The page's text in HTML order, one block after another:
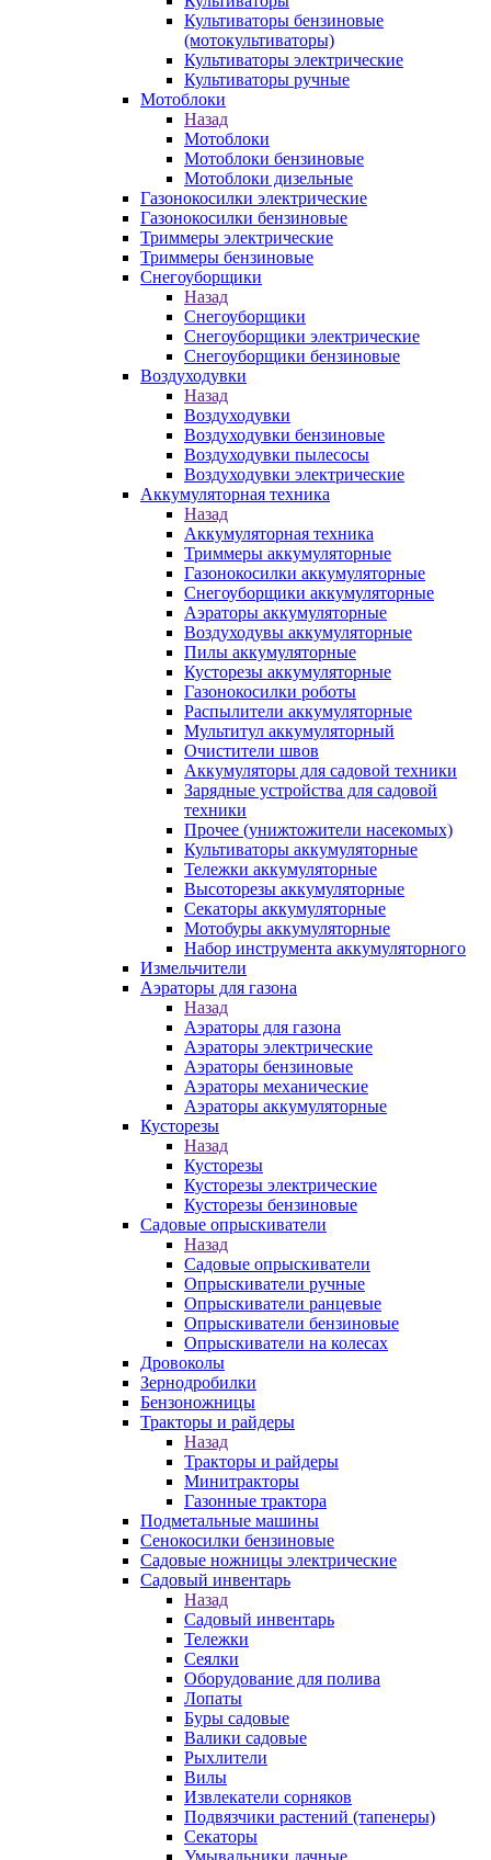
Культиваторы бензиновые
(мотокультиваторы)
Культиваторы электрические
Культиваторы ручные
Мотоблоки
Назад
Мотоблоки
Мотоблоки бензиновые
Мотоблоки дизельные
Газонокосилки электрические
Газонокосилки бензиновые
Триммеры электрические
Триммеры бензиновые
Снегоуборщики
Назад
Снегоуборщики
Снегоуборщики электрические
Снегоуборщики бензиновые
Воздуходувки
Назад
Воздуходувки
Воздуходувки бензиновые
Воздуходувки пылесосы
Воздуходувки электрические
Аккумуляторная техника
Назад
Аккумуляторная техника
Триммеры аккумуляторные
Газонокосилки аккумуляторные
Снегоуборщики аккумуляторные
Аэраторы аккумуляторные
Воздуходувы аккумуляторные
Пилы аккумуляторные
Кусторезы аккумуляторные
Газонокосилки роботы
Распылители аккумуляторные
Мультитул аккумуляторный
Очистители швов
Аккумуляторы для садовой техники
Зарядные устройства для садовой
техники
Прочее (унижтожители насекомых)
Культиваторы аккумуляторные
Тележки аккумуляторные
Высоторезы аккумуляторные
Секаторы аккумуляторные
Мотобуры аккумуляторные
Набор инструмента аккумуляторного
Измельчители
Аэраторы для газона
Назад
Аэраторы для газона
Аэраторы электрические
Аэраторы бензиновые
Аэраторы механические
Аэраторы аккумуляторные
Кусторезы
Назад
Кусторезы
Кусторезы электрические
Кусторезы бензиновые
Садовые опрыскиватели
Назад
Садовые опрыскиватели
Опрыскиватели ручные
Опрыскиватели ранцевые
Опрыскиватели бензиновые
Опрыскиватели на колесах
Дровоколы
Зернодробилки
Бензоножницы
Тракторы и райдеры
Назад
Тракторы и райдеры
Минитракторы
Газонные трактора
Подметальные машины
Сенокосилки бензиновые
Садовые ножницы электрические
Садовый инвентарь
Назад
Садовый инвентарь
Тележки
Сеялки
Оборудование для полива
Лопаты
Буры садовые
Валики садовые
Рыхлители
Вилы
Извлекатели сорняков
Подвязчики растений (тапенеры)
Секаторы
Умывальники дачные